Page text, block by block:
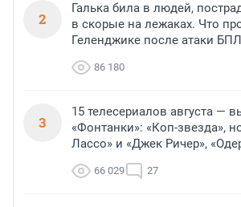
2
Галька била в людей,
в скорые на лежаках. Что
Геленджике после атаки
86 180
3
15 телесериалов августа —
«Фонтанки»: «Коп-звезда»,
Лассо» и «Джек Ричер»,
66 029 27